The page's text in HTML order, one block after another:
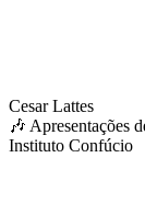
Cesar Lattes
🎶 Apresentações
Instituto Confúcio